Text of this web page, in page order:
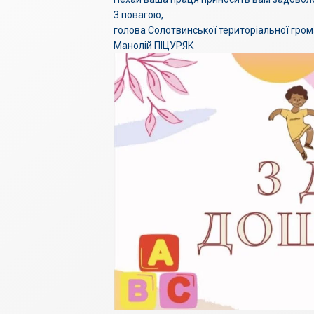
З повагою,
голова Солотвинської територіальної
Манолій ПІЦУРЯК